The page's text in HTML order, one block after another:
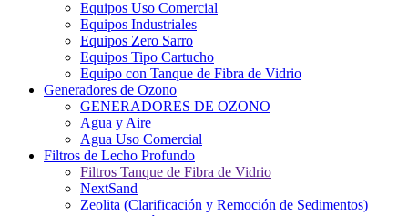
Equipos Uso Comercial
Equipos Industriales
Equipos Zero Sarro
Equipos Tipo Cartucho
Equipo con Tanque de Fibra de Vidrio
Generadores de Ozono
GENERADORES DE OZONO
Agua y Aire
Agua Uso Comercial
Filtros de Lecho Profundo
Filtros Tanque de Fibra de Vidrio
NextSand
Zeolita (Clarificación y Remoción de Sedimentos)